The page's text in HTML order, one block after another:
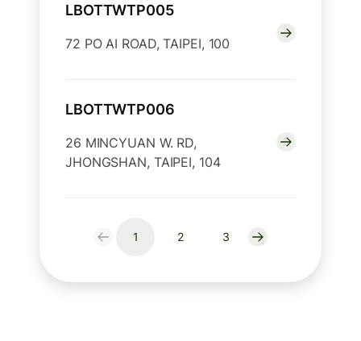
LBOTTWTP005
72 PO AI ROAD, TAIPEI, 100
LBOTTWTP006
26 MINCYUAN W. RD,
JHONGSHAN, TAIPEI, 104
1 2 3